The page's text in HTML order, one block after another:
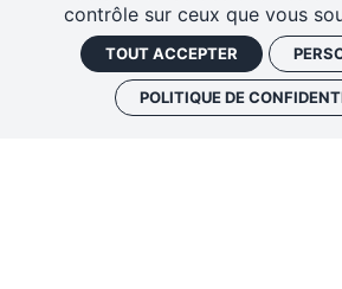
contrôle sur ceux que vous
TOUT ACCEPTER
POLITIQUE DE